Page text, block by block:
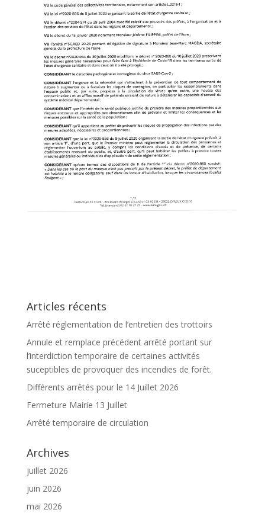
Articles récents
Arrêté réglementation de l’entretien des trottoirs
Annule et remplace précédent arrêté portant sur
l’interdiction temporaire de certaines activités
suceptibles de provoquer des incendies de forêt.
Différents arrêtés pour le 14 Juillet 2026
Fermeture Mairie 13 Juillet
Arrêté temporaire de circulation
Archives
juillet 2026
juin 2026
mai 2026